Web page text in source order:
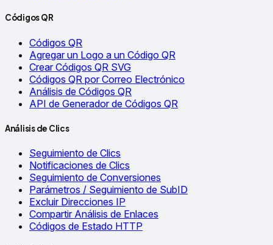
Códigos QR
Códigos QR
Agregar un Logo a un Código QR
Crear Códigos QR SVG
Códigos QR por Correo Electrónico
Análisis de Códigos QR
API de Generador de Códigos QR
Análisis de Clics
Seguimiento de Clics
Notificaciones de Clics
Seguimiento de Conversiones
Parámetros / Seguimiento de SubID
Excluir Direcciones IP
Compartir Análisis de Enlaces
Códigos de Estado HTTP